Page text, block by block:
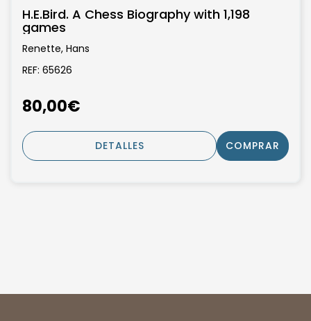
H.E.Bird. A Chess Biography with 1,198
games
Renette, Hans
REF: 65626
80,00€
DETALLES COMPRAR